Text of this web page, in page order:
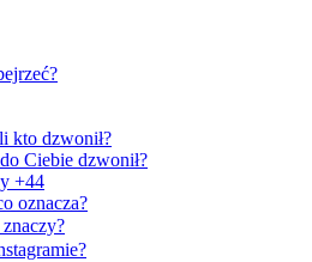
kto dzwonił?
Ciebie dzwonił?
+44
oznacza?